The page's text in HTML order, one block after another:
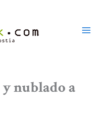
nublado a